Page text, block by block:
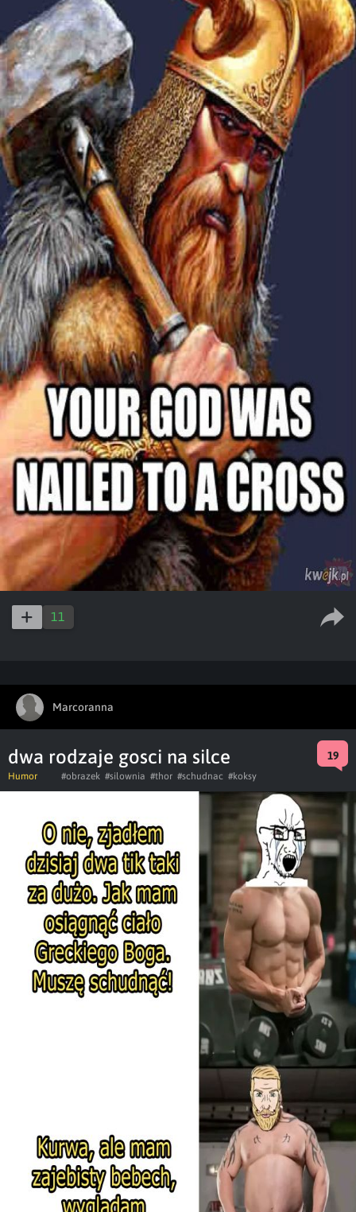
11
Marcoranna
dwa rodzaje gosci na silce 19
Humor #obrazek #silownia #thor #schudnac #koksy